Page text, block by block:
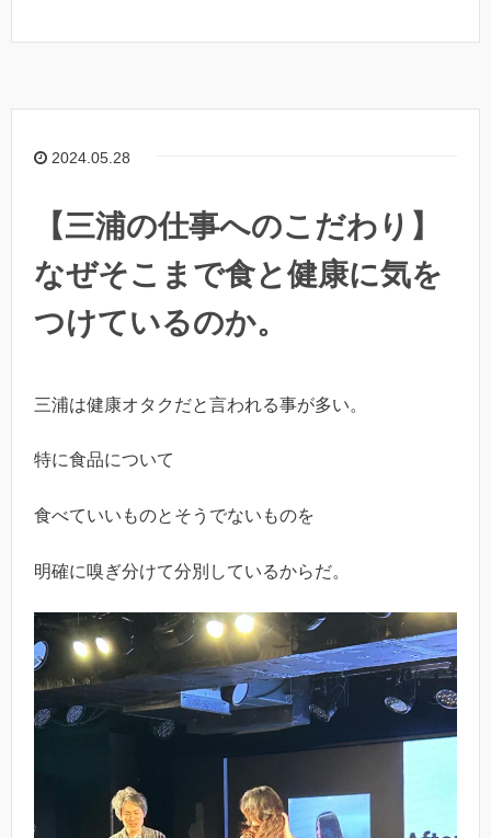
2024.05.28
【三浦の仕事へのこだわり】
なぜそこまで食と健康に気を
つけているのか。
三浦は健康オタクだと言われる事が多い。
特に食品について
食べていいものとそうでないものを
明確に嗅ぎ分けて分別しているからだ。